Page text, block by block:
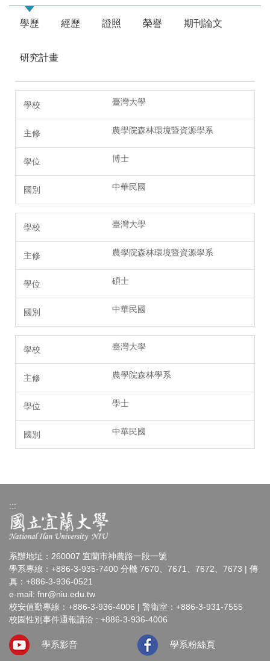
學歷 經歷 證照 榮譽 期刊論文
研究計畫
臺灣大學
農學院森林環境暨資源學系
博士
中華民國
臺灣大學
農學院森林環境暨資源學系
碩士
中華民國
臺灣大學
農學院森林學系
學士
中華民國
:::
系辦地址：260007 宜蘭市神農路一段一號
學系專線：+886-3-935-7400 分機 7670、7671、7672、7673 | 傳
真：+886-3-936-0521
e-mail: fnr@niu.edu.tw
校安值勤專線：+886-3-936-4006 | 警衛室：+886-3-931-7555
校園性別事件通報請洽 : +886-3-936-4006
學系影音 學系粉絲頁